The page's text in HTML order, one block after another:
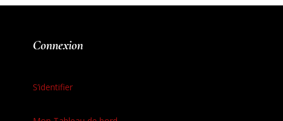
Connexion
S’identifier